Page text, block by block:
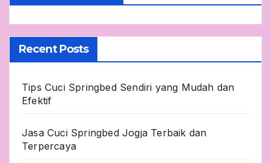
Recent Posts
Tips Cuci Springbed Sendiri yang Mudah dan
Efektif
Jasa Cuci Springbed Jogja Terbaik dan
Terpercaya